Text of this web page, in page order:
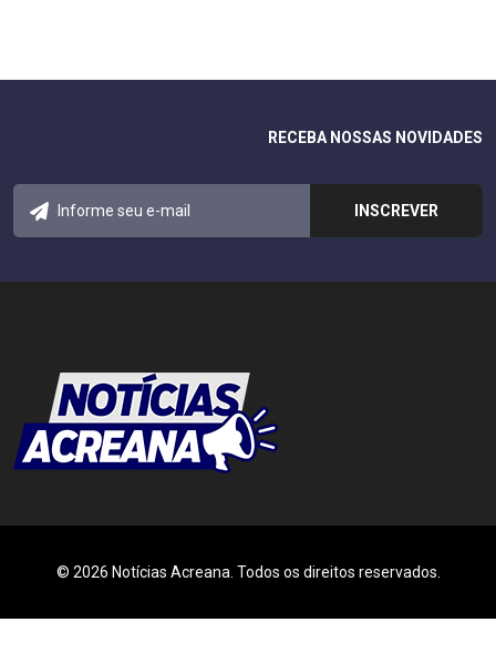
RECEBA NOSSAS NOVIDADES
© 2026 Notícias Acreana. Todos os direitos reservados.